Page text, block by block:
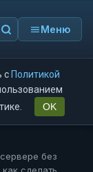
Меню
с Политикой
OK
без